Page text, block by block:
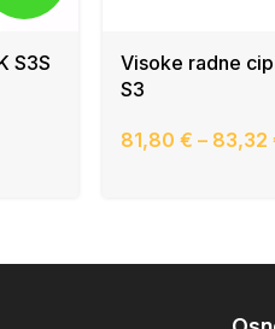
S3S
Visoke radne
S3
81,80 € – 83,32